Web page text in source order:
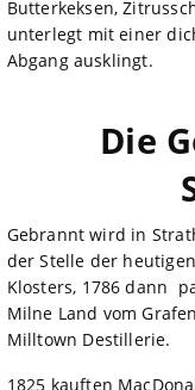
Butterkeksen,
unterlegt mit einer
Abgang ausklingt.
Die
Gebrannt wird in
der Stelle der
Klosters, 1786 dann
Milne Land vom
Milltown Destillerie.
1825 kauften